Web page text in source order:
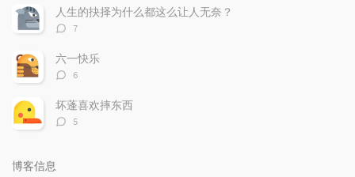
数：
人生的抉择为什么都这么让人无奈？
评
数：
7
六一快乐
评
数：
6
坏蓬喜欢摔东西
评
5
博客信息